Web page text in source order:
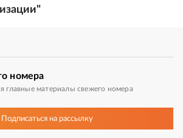
номера
главные материалы свежего номера
Подписатьсяна рассылку